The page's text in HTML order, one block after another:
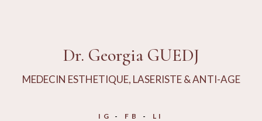
Dr. Georgia GUEDJ
MEDECIN ESTHETIQUE, LASERISTE & ANTI-AGE
IG FB LI